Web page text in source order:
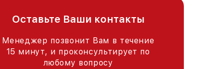
Оставьте Ваши контакты
Менеджер позвонит Вам в течение
15 минут, и проконсультирует по
любому вопросу